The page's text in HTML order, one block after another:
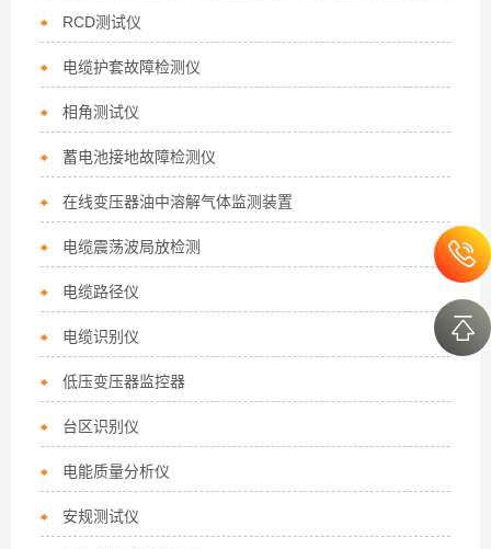
RCD测试仪
电缆护套故障检测仪
相角测试仪
蓄电池接地故障检测仪
在线变压器油中溶解气体监测装置
电缆震荡波局放检测
电缆路径仪
电缆识别仪
低压变压器监控器
台区识别仪
电能质量分析仪
安规测试仪